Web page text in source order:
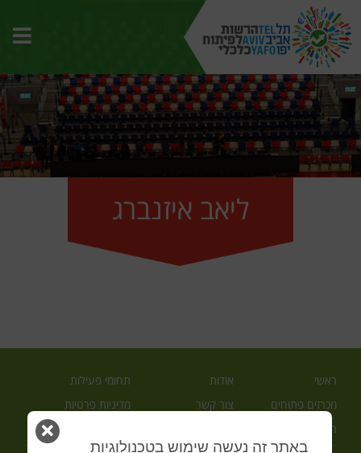
סגור
באתר זה נעשה שימוש בטכנולוגיות
ליאב איזנברג
ראשי אודות
תחומי פעילות
מכרזים פתוחים
צור קשר
מדיניות פרטיות
הצהרת נגישות